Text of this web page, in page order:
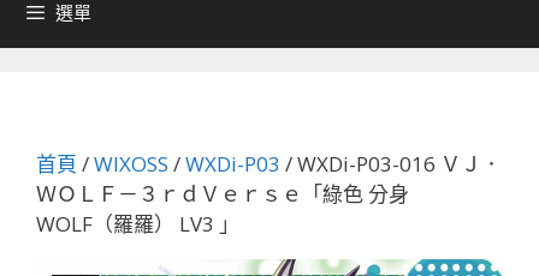
選單
首頁 /WIXOSS /WXDi-P03 / WXDi-P03-016 ＶＪ．
ＷＯＬＦ－３ｒｄＶｅｒｓｅ「綠色 分身
WOLF（羅羅） LV3 」